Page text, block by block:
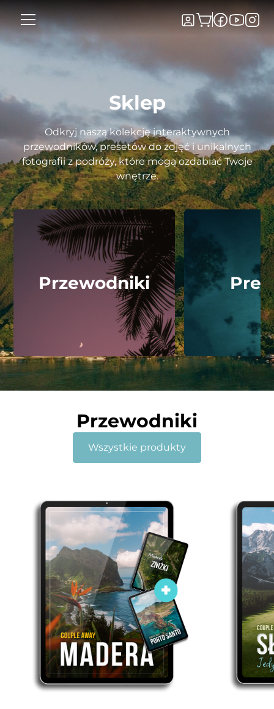
Sklep
Odkryj naszą kolekcję interaktywnych
przewodników, presetów do zdjęć i unikalnych
fotografii z podróży, które mogą ozdabiać Twoje
wnętrze.
Przewodniki
Przewodniki
Wszystkie produkty